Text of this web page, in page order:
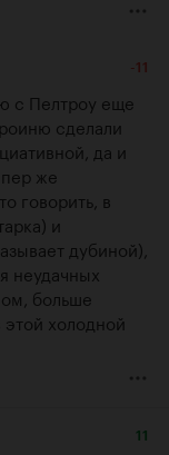
-11
с Пелтроу еще
сделали
да и
же
говорить, в
и
дубиной),
неудачных
больше
холодной
11